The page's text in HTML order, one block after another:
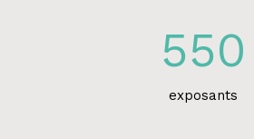
550
exposants